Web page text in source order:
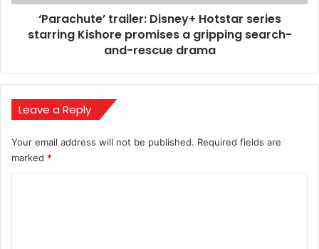
gripping
search-
drama
‘Parachute’ trailer: Disney+ Hotstar series
starring Kishore promises a gripping search-
and-rescue drama
Leave a Reply
Your email address will not be published. Required fields are
marked *